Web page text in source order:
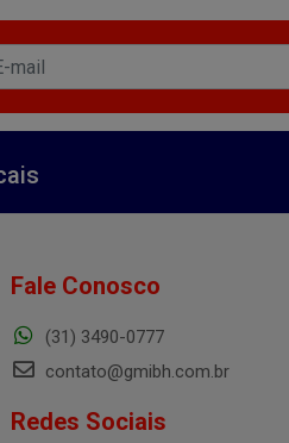
Fale Conosco
(31) 3490-0777
contato@gmibh.com.br
Redes Sociais